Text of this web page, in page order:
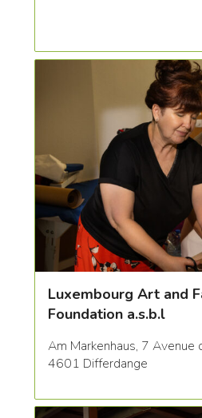
Luxembourg Art and
Foundation a.s.b.l
Am Markenhaus, 7 Avenue
4601 Differdange